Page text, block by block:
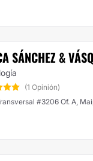
SÁNCHEZ &
(1 Opinión)
#3206 Of. A,